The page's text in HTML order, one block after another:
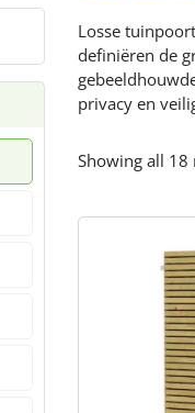
Losse
definiëren de
privacy en
Showing all 18